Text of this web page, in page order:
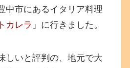
中市にあるイタリア料理
カレラ 」に行きました。
しいと評判の、地元で大